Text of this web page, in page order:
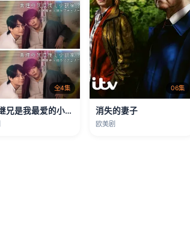
全4集
我的继兄是我最爱的小说家！？
06集
消失的妻子
欧美剧